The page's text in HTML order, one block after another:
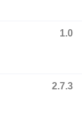
1.0
2.7.3